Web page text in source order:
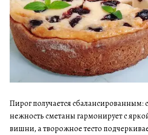
Пирог получается сбалансированным:
нежность сметаны гармонирует с
вишни, а творожное тесто